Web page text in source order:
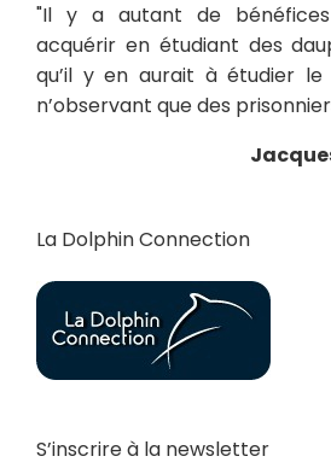
"Il y a autant de bénéfices
acquérir en étudiant des
qu’il y en aurait à étudier
n’observant que des
La Dolphin Connection
S’inscrire à la newsletter